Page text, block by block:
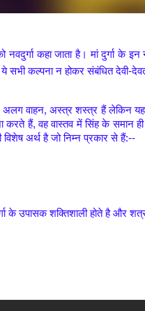
को नवदुर्गा कहा जाता है। मां दुर्गा
कल्पना न होकर संबंधित देवी-
वाहन, अस्त्र शस्त्र हैं लेकिन यह
करते हैं, वह वास्तव में सिंह के समान
अर्थ है जो निम्न प्रकार से हैं:--
के उपासक शक्तिशाली होते है और